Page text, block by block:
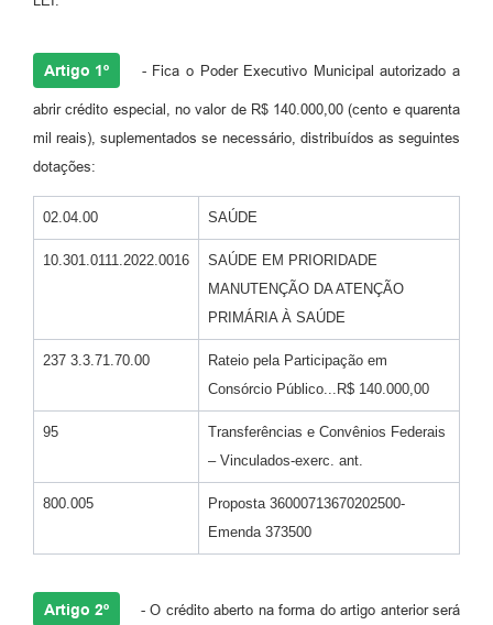
Artigo 1º - Fica o Poder Executivo Municipal autorizado a
abrir crédito especial, no valor de R$ 140.000,00 (cento e quarenta
mil reais), suplementados se necessário, distribuídos as seguintes
dotações:
02.04.00 SAÚDE
10.301.0111.2022.0016
SAÚDE EM PRIORIDADE
MANUTENÇÃO DA ATENÇÃO
PRIMÁRIA À SAÚDE
237 3.3.71.70.00
Rateio pela Participação em
Consórcio Público...R$ 140.000,00
95
Transferências e Convênios Federais
– Vinculados-exerc. ant.
800.005
Proposta 36000713670202500-
Emenda 373500
Artigo 2º - O crédito aberto na forma do artigo anterior será